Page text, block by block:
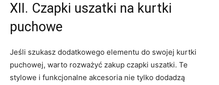
XII. Czapki ‌uszatki na kurtki
puchowe
Jeśli ⁣szukasz dodatkowego ⁢elementu do swojej kurtki
puchowej, warto rozważyć zakup czapki uszatki.​ Te
stylowe i funkcjonalne⁢ akcesoria nie tylko dodadzą